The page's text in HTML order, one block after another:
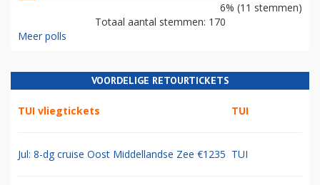
6% (11 stemmen)
Totaal aantal stemmen: 170
Meer polls
VOORDELIGE RETOURTICKETS
TUI vliegtickets TUI
Jul: 8-dg cruise Oost Middellandse Zee €1235 TUI